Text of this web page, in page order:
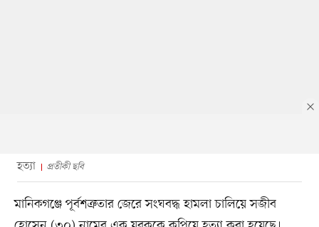
হত্যা প্রতীকী ছবি
মানিকগঞ্জে পূর্বশত্রুতার জেরে সংঘবদ্ধ হামলা চালিয়ে সজীব